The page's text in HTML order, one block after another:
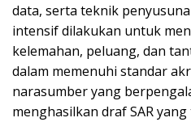
data, serta teknik
intensif dilakukan untuk
kelemahan, peluang, dan
dalam memenuhi standar
narasumber yang
menghasilkan draf SAR